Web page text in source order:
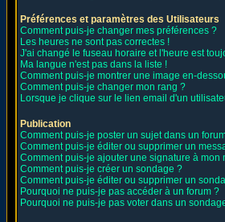
Préférences et paramètres des Utilisateurs
Comment puis-je changer mes préférences ?
Les heures ne sont pas correctes !
J'ai changé le fuseau horaire et l'heure est
Ma langue n'est pas dans la liste !
Comment puis-je montrer une image en-
Comment puis-je changer mon rang ?
Lorsque je clique sur le lien email d'un
Publication
Comment puis-je poster un sujet dans un
Comment puis-je éditer ou supprimer un
Comment puis-je ajouter une signature à mon
Comment puis-je créer un sondage ?
Comment puis-je éditer ou supprimer un
Pourquoi ne puis-je pas accéder à un forum ?
Pourquoi ne puis-je pas voter dans un